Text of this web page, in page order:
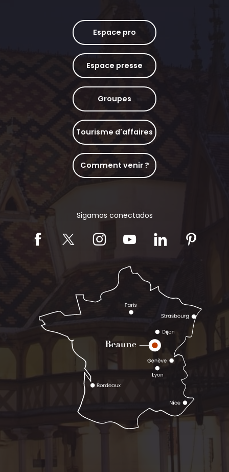
Espace pro
Espace presse
Groupes
Tourisme d'affaires
Comment venir ?
Sigamos conectados